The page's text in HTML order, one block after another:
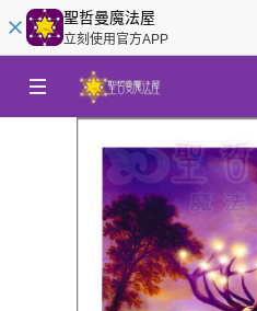
聖哲曼魔法屋
立刻使用官方APP